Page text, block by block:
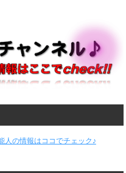
人の情報はココでチェック♪